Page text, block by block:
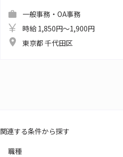
一般事務・OA事務
時給 1,850円～1,900円
東京都 千代田区
関連する条件から探す
職種